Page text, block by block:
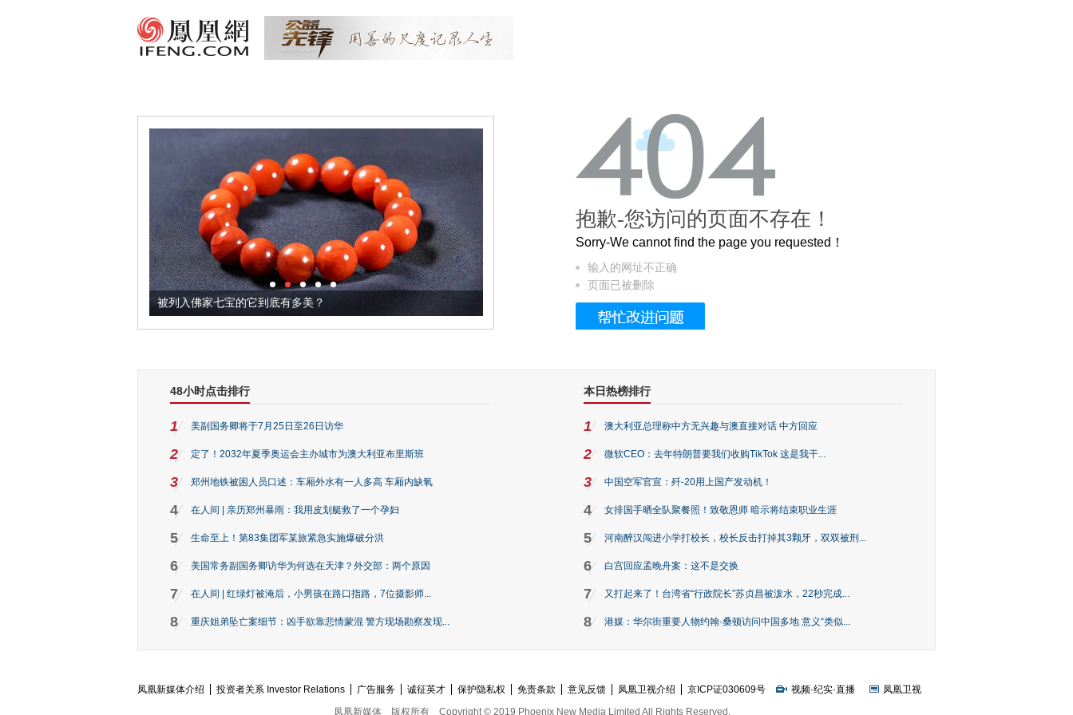
被列入佛家七宝的它到底有多美？ 这个3.2米的长卷，还原了600岁的紫禁城
抱歉-您访问的页面不存在！
Sorry-We cannot find the page you requested！
输入的网址不正确
页面已被删除
48小时点击排行
1 美副国务卿将于7月25日至26日访华
2 定了！2032年夏季奥运会主办城市为澳大利亚布里斯班
3 郑州地铁被困人员口述：车厢外水有一人多高 车厢内缺氧
4 在人间 | 亲历郑州暴雨：我用皮划艇救了一个孕妇
5 生命至上！第83集团军某旅紧急实施爆破分洪
6 美国常务副国务卿访华为何选在天津？外交部：两个原因
7 在人间 | 红绿灯被淹后，小男孩在路口指路，7位摄影师...
8 重庆姐弟坠亡案细节：凶手欲靠悲情蒙混 警方现场勘察发现...
本日热榜排行
1 澳大利亚总理称中方无兴趣与澳直接对话 中方回应
2 微软CEO：去年特朗普要我们收购TikTok 这是我干...
3 中国空军官宣：歼-20用上国产发动机！
4 女排国手晒全队聚餐照！致敬恩师 暗示将结束职业生涯
5 河南醉汉闯进小学打校长，校长反击打掉其3颗牙，双双被刑...
6 白宫回应孟晚舟案：这不是交换
7 又打起来了！台湾省“行政院长”苏贞昌被泼水，22秒完成...
8 港媒：华尔街重要人物约翰·桑顿访问中国多地 意义“类似...
凤凰新媒体介绍 投资者关系 Investor Relations 广告服务 诚征英才 保护隐私权 免责条款 意见反馈 凤凰卫视介绍 京ICP证030609号 视频·纪实·直播
凤凰卫视
凤凰新媒体
版权所有 Copyright © 2019 Phoenix New Media Limited All Rights Reserved.